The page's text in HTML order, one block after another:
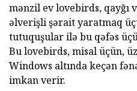
mənzil ev lovebirds, qayğı
əlverişli şərait yaratmaq
tutuquşular ilə bu qəfəs
Bu lovebirds, misal üçün,
Windows altında keçən
imkan verir.